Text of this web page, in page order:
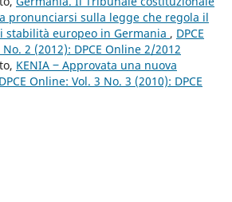
pronunciarsi sulla legge che regola il
stabilità europeo in Germania , DPCE
2 (2012): DPCE Online 2/2012
KENIA ‒ Approvata una nuova
DPCE Online: Vol. 3 No. 3 (2010): DPCE